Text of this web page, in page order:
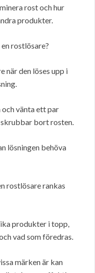
rost och hur
produkter.
rostlösare?
när den löses upp i
vänta ett par
bort rosten.
lösningen behöva
rostlösare rankas
produkter i topp,
vad som föredras.
märken är kan